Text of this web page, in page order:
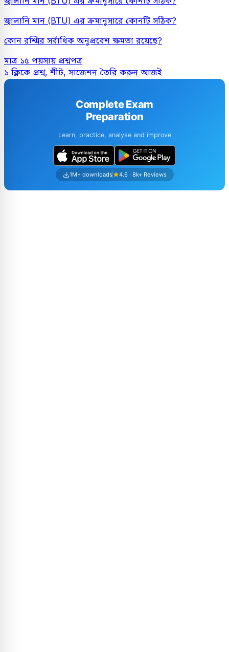
জ্বালানি মান (BTU) এর ক্রমানুসারে কোনটি সঠিক?
কোন রশ্মির সর্বাধিক অনুপ্রবেশ ক্ষমতা রয়েছে?
মাত্র ১৫ পয়সায় প্রশ্নপত্র
১ ক্লিকে প্রশ্ন, শীট, সাজেশন তৈরি করুন আজই
Complete Exam
Preparation
Learn, practice, analyse and improve
1M+ downloads 4.6 · 8k+ Reviews